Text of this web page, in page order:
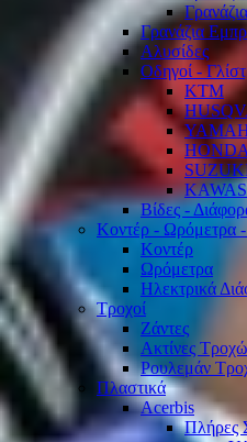
Γρανάζια
Αλυσίδες
Οδηγοί -
KTM
Βίδες -
Κοντέρ - Ωρόμετρα
Κοντέρ
Ωρόμετρα
Ηλεκτρικά
Τροχοί
Ζάντες
Ακτίνες
Ρουλεμάν
Πλαστικά
Acerbis
Πλήρες